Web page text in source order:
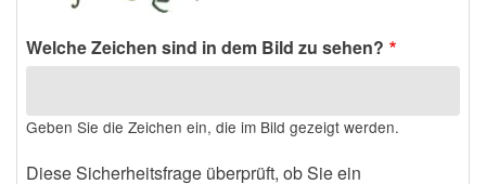
Welche Zeichen sind in dem Bild zu sehen?
Geben Sie die Zeichen ein, die im Bild gezeigt werden.
Diese Sicherheitsfrage überprüft, ob Sie ein